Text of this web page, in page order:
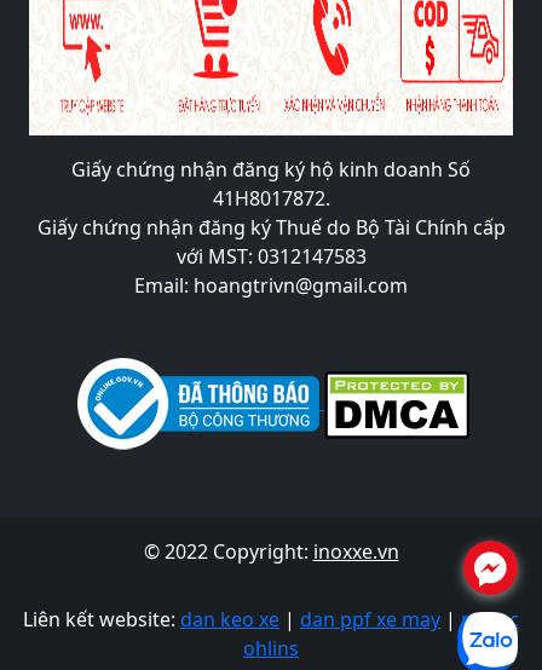
Giấy chứng nhận đăng ký hộ kinh doanh Số
41H8017872.
Giấy chứng nhận đăng ký Thuế do Bộ Tài Chính cấp
với MST: 0312147583
Email: hoangtrivn@gmail.com
© 2022 Copyright: inoxxe.vn
Liên kết website: dan keo xe | dan ppf xe may |phuoc
ohlins
.